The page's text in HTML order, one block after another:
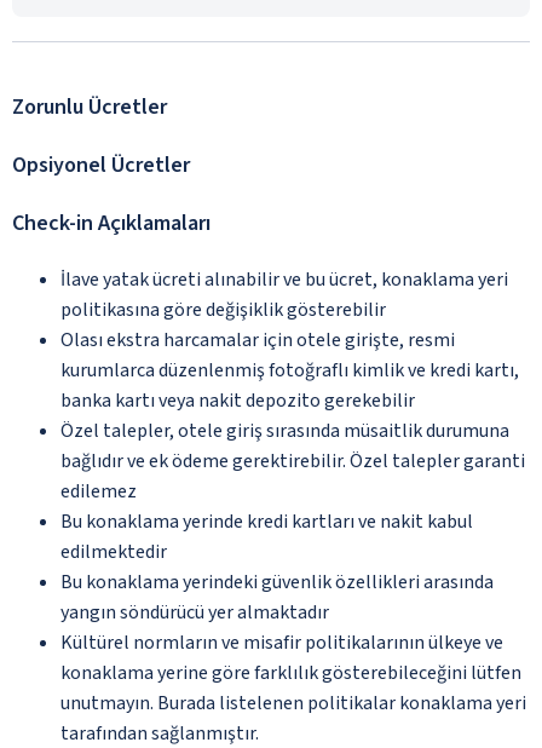
Zorunlu Ücretler
Opsiyonel Ücretler
Check-in Açıklamaları
İlave yatak ücreti alınabilir ve bu ücret, konaklama yeri
politikasına göre değişiklik gösterebilir
Olası ekstra harcamalar için otele girişte, resmi
kurumlarca düzenlenmiş fotoğraflı kimlik ve kredi kartı,
banka kartı veya nakit depozito gerekebilir
Özel talepler, otele giriş sırasında müsaitlik durumuna
bağlıdır ve ek ödeme gerektirebilir. Özel talepler garanti
edilemez
Bu konaklama yerinde kredi kartları ve nakit kabul
edilmektedir
Bu konaklama yerindeki güvenlik özellikleri arasında
yangın söndürücü yer almaktadır
Kültürel normların ve misafir politikalarının ülkeye ve
konaklama yerine göre farklılık gösterebileceğini lütfen
unutmayın. Burada listelenen politikalar konaklama yeri
tarafından sağlanmıştır.